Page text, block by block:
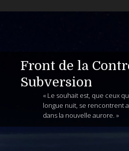
Front de la
Subversion
« Le souhait est, que ceux
longue nuit, se rencontrent
dans la nouvelle aurore. »